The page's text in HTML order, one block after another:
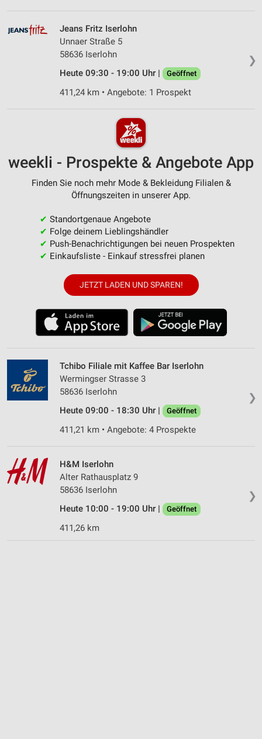
❯
Jeans Fritz Iserlohn
Unnaer Straße 5
58636 Iserlohn
Heute 09:30 - 19:00 Uhr |
Geöffnet
411,24 km • Angebote: 1 Prospekt
weekli - Prospekte & Angebote App
Finden Sie noch mehr Mode & Bekleidung Filialen &
Öffnungszeiten in unserer App.
✔ Standortgenaue Angebote
✔ Folge deinem Lieblingshändler
✔ Push-Benachrichtigungen bei neuen Prospekten
✔ Einkaufsliste - Einkauf stressfrei planen
JETZT LADEN UND SPAREN!
❯
Tchibo Filiale mit Kaffee Bar Iserlohn
Wermingser Strasse 3
58636 Iserlohn
Heute 09:00 - 18:30 Uhr |
Geöffnet
411,21 km • Angebote: 4 Prospekte
❯
H&M Iserlohn
Alter Rathausplatz 9
58636 Iserlohn
Heute 10:00 - 19:00 Uhr |
Geöffnet
411,26 km